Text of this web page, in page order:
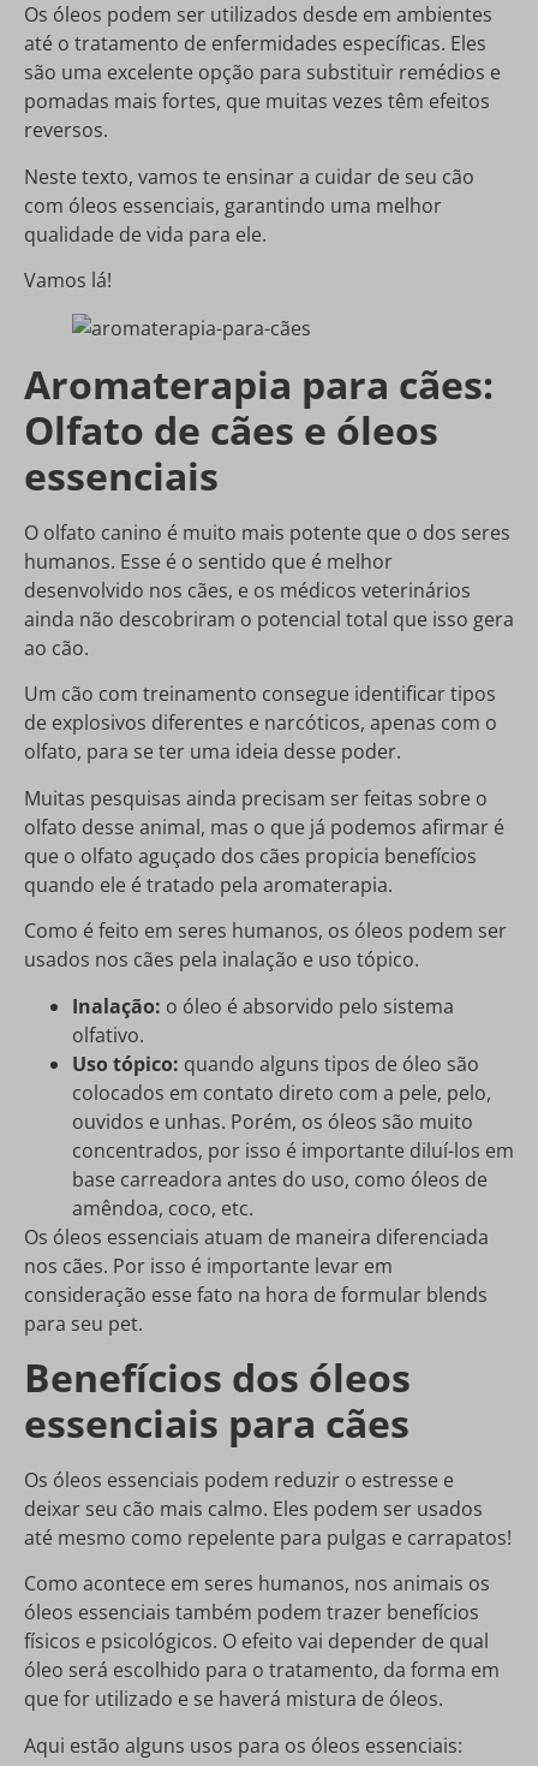
Os óleos podem ser utilizados desde em ambientes
até o tratamento de enfermidades específicas. Eles
são uma excelente opção para substituir remédios e
pomadas mais fortes, que muitas vezes têm efeitos
reversos.
Neste texto, vamos te ensinar a cuidar de seu cão
com óleos essenciais, garantindo uma melhor
qualidade de vida para ele.
Vamos lá!
Aromaterapia para cães:
Olfato de cães e óleos
essenciais
O olfato canino é muito mais potente que o dos seres
humanos. Esse é o sentido que é melhor
desenvolvido nos cães, e os médicos veterinários
ainda não descobriram o potencial total que isso gera
ao cão.
Um cão com treinamento consegue identificar tipos
de explosivos diferentes e narcóticos, apenas com o
olfato, para se ter uma ideia desse poder.
Muitas pesquisas ainda precisam ser feitas sobre o
olfato desse animal, mas o que já podemos afirmar é
que o olfato aguçado dos cães propicia benefícios
quando ele é tratado pela aromaterapia.
Como é feito em seres humanos, os óleos podem ser
usados nos cães pela inalação e uso tópico.
Inalação: o óleo é absorvido pelo sistema
olfativo.
Uso tópico: quando alguns tipos de óleo são
colocados em contato direto com a pele, pelo,
ouvidos e unhas. Porém, os óleos são muito
concentrados, por isso é importante diluí-los em
base carreadora antes do uso, como óleos de
amêndoa, coco, etc.
Os óleos essenciais atuam de maneira diferenciada
nos cães. Por isso é importante levar em
consideração esse fato na hora de formular blends
para seu pet.
Benefícios dos óleos
essenciais para cães
Os óleos essenciais podem reduzir o estresse e
deixar seu cão mais calmo. Eles podem ser usados
até mesmo como repelente para pulgas e carrapatos!
Como acontece em seres humanos, nos animais os
óleos essenciais também podem trazer benefícios
físicos e psicológicos. O efeito vai depender de qual
óleo será escolhido para o tratamento, da forma em
que for utilizado e se haverá mistura de óleos.
Aqui estão alguns usos para os óleos essenciais: